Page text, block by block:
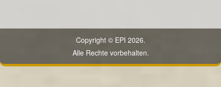
Copyright © EPI 2026.
Alle Rechte vorbehalten.